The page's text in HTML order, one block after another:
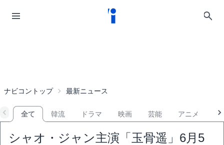
ナビコントップ 最新ニュース
全て 韓流 ドラマ 映画 芸能 アニメ
シャオ・ジャン主演「玉骨遥」6月5